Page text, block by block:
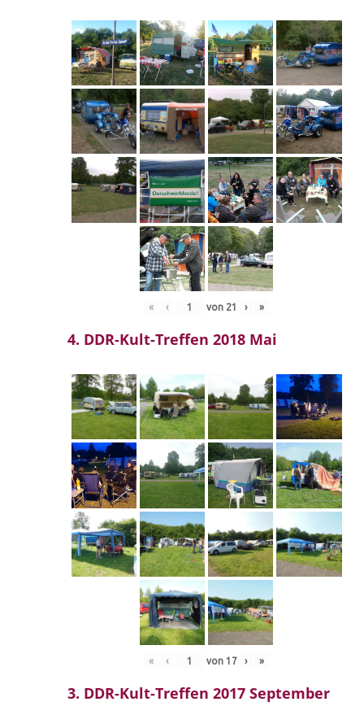
« ‹ von 21 › »
4. DDR-Kult-Treffen 2018 Mai
« ‹ von 17 › »
3. DDR-Kult-Treffen 2017 September